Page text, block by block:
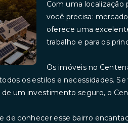
Com uma localização
você precisa:
oferece uma
trabalho e para os
Os imóveis no
os estilos e necessidades.
um investimento seguro, o
de conhecer esse bairro